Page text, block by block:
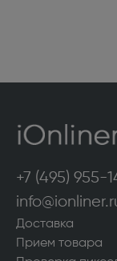
+7 (495) 955-
Доставка
Прием товара